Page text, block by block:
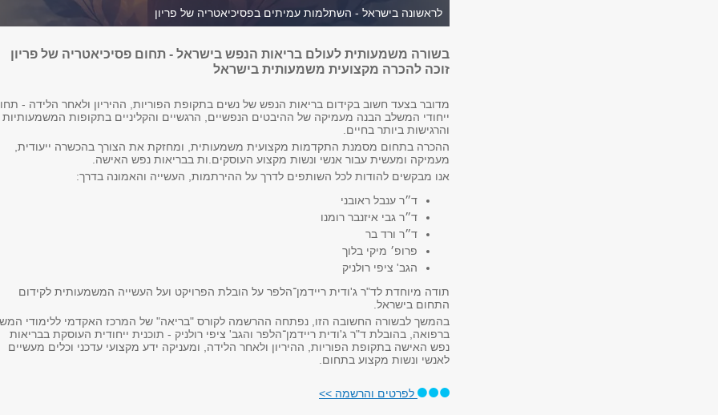
לראשונה בישראל - השתלמות עמיתים בפסיכיאטריה של פריון
בשורה משמעותית לעולם בריאות הנפש בישראל - תחום פסיכיאטריה של פריון
זוכה להכרה מקצועית משמעותית בישראל
מדובר בצעד חשוב בקידום בריאות הנפש של נשים בתקופת הפוריות, ההיריון ולאחר הלידה -
ייחודי המשלב הבנה מעמיקה של ההיבטים הנפשיים, הרגשיים והקליניים בתקופות המשמעותיות
והרגישות ביותר בחיים.
ההכרה בתחום מסמנת התקדמות מקצועית משמעותית, ומחזקת את הצורך בהכשרה ייעודית,
מעמיקה ומעשית עבור אנשי ונשות מקצוע העוסקים.ות בבריאות נפש האישה.
אנו מבקשים להודות לכל השותפים לדרך על ההירתמות, העשייה והאמונה בדרך:
ד״ר ענבל ראובני
ד״ר גבי איזנבר רומנו
ד״ר ורד בר
פרופ׳ מיקי בלוך
הגב' ציפי רולניק
תודה מיוחדת לד"ר ג'ודית ריידמן־הלפר על הובלת הפרויקט ועל העשייה המשמעותית לקידום
התחום בישראל.
בהמשך לבשורה החשובה הזו, נפתחה ההרשמה לקורס "בריאה" של המרכז האקדמי ללימודי
ברפואה, בהובלת ד"ר ג'ודית ריידמן־הלפר והגב' ציפי רולניק - תוכנית ייחודית העוסקת בבריאות
נפש האישה בתקופת הפוריות, ההיריון ולאחר הלידה, ומעניקה ידע מקצועי עדכני וכלים מעשיים
לאנשי ונשות מקצוע בתחום.
לפרטים והרשמה >>